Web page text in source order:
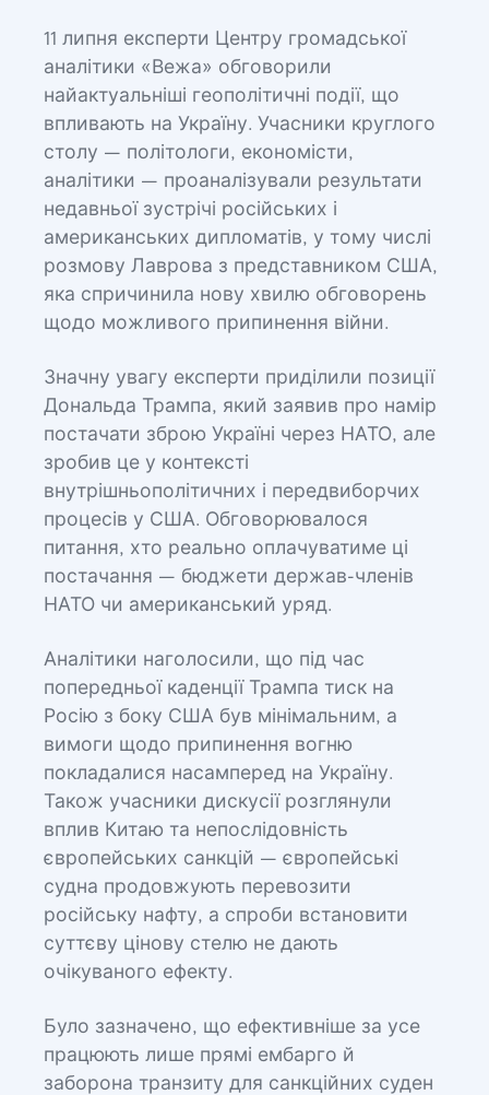
11 липня експерти Центру громадської
аналітики «Вежа» обговорили
найактуальніші геополітичні події, що
впливають на Україну. Учасники круглого
столу — політологи, економісти,
аналітики — проаналізували результати
недавньої зустрічі російських і
американських дипломатів, у тому числі
розмову Лаврова з представником США,
яка спричинила нову хвилю обговорень
щодо можливого припинення війни.
Значну увагу експерти приділили позиції
Дональда Трампа, який заявив про намір
постачати зброю Україні через НАТО, але
зробив це у контексті
внутрішньополітичних і передвиборчих
процесів у США. Обговорювалося
питання, хто реально оплачуватиме ці
постачання — бюджети держав-членів
НАТО чи американський уряд.
Аналітики наголосили, що під час
попередньої каденції Трампа тиск на
Росію з боку США був мінімальним, а
вимоги щодо припинення вогню
покладалися насамперед на Україну.
Також учасники дискусії розглянули
вплив Китаю та непослідовність
європейських санкцій — європейські
судна продовжують перевозити
російську нафту, а спроби встановити
суттєву цінову стелю не дають
очікуваного ефекту.
Було зазначено, що ефективніше за усе
працюють лише прямі ембарго й
заборона транзиту для санкційних суден